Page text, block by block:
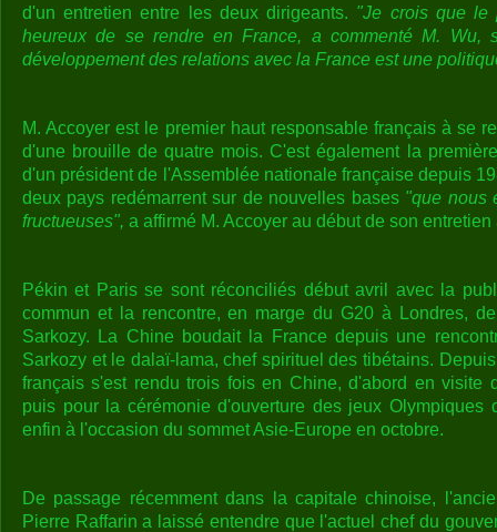
d'un entretien entre les deux dirigeants. "Je crois que le
heureux de se rendre en France, a commenté M. Wu,
développement des relations avec la France est une
M. Accoyer est le premier haut responsable français à se
d'une brouille de quatre mois. C'est également la
d'un président de l'Assemblée nationale française depuis
deux pays redémarrent sur de nouvelles bases "que nous
fructueuses", a affirmé M. Accoyer au début de son
Pékin et Paris se sont réconciliés début avril avec la
commun et la rencontre, en marge du G20 à Londres,
Sarkozy. La Chine boudait la France depuis une
Sarkozy et le dalaï-lama, chef spirituel des tibétains.
français s'est rendu trois fois en Chine, d'abord en visite
puis pour la cérémonie d'ouverture des jeux Olympiques
enfin à l'occasion du sommet Asie-Europe en octobre.
De passage récemment dans la capitale chinoise,
Pierre Raffarin a laissé entendre que l'actuel chef du